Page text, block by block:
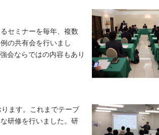
セミナーを毎年、複数
の共有会を行いまし
会ならではの内容もあり
ます。これまでテーブ
研修を行いました。研